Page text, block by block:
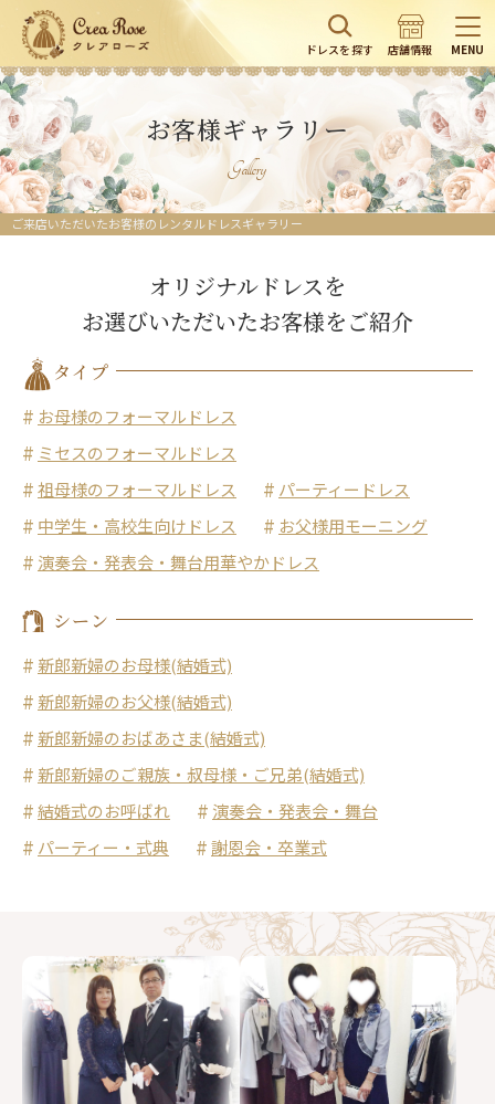
ドレスを探す 店舗情報 MENU
お客様ギャラリー
Gallery
ご来店いただいたお客様のレンタルドレスギャラリー
オリジナルドレスを
お選びいただいたお客様をご紹介
タイプ
お母様のフォーマルドレス
ミセスのフォーマルドレス
祖母様のフォーマルドレス
パーティードレス
中学生・高校生向けドレス
お父様用モーニング
演奏会・発表会・舞台用華やかドレス
シーン
新郎新婦のお母様(結婚式)
新郎新婦のお父様(結婚式)
新郎新婦のおばあさま(結婚式)
新郎新婦のご親族・叔母様・ご兄弟(結婚式)
結婚式のお呼ばれ
演奏会・発表会・舞台
パーティー・式典
謝恩会・卒業式